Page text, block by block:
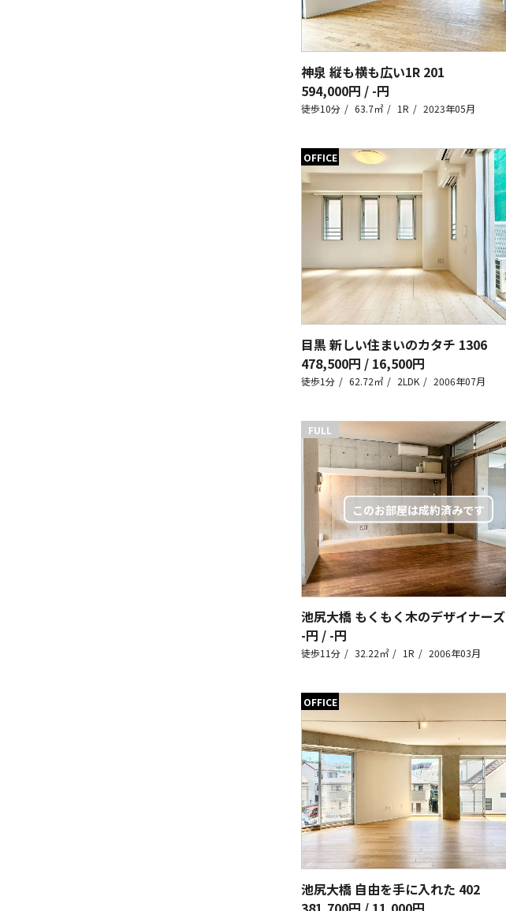
神泉 縦も横も広い1R 201
594,000円 / -円
徒歩10分 63.7㎡ 1R 2023年05月
OFFICE
目黒 新しい住まいのカタチ 1306
478,500円 / 16,500円
徒歩1分 62.72㎡ 2LDK 2006年07月
FULL
池尻大橋 もくもく木のデザイナーズ
-円 / -円
徒歩11分 32.22㎡ 1R 2006年03月
OFFICE
池尻大橋 自由を手に入れた 402